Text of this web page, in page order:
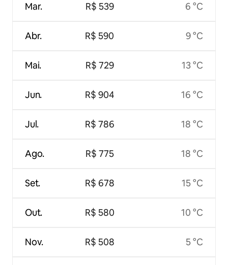
Mar.
Abr.
Mai.
Jun.
Jul.
Ago.
Set.
Out.
Nov.
R$ 539
R$ 590
R$ 729
R$ 904
R$ 786
R$ 775
R$ 678
R$ 580
R$ 508
6 °C
9 °C
13 °C
16 °C
18 °C
18 °C
15 °C
10 °C
5 °C